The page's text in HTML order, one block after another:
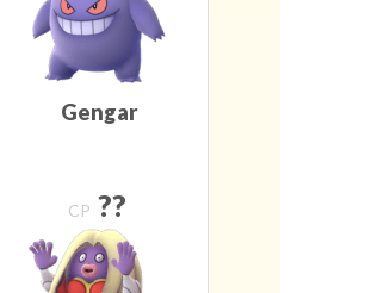
Gengar
CP ??